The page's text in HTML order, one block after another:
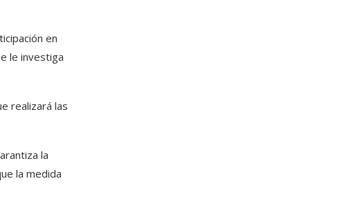
en
le investiga
realizará las
la
la medida